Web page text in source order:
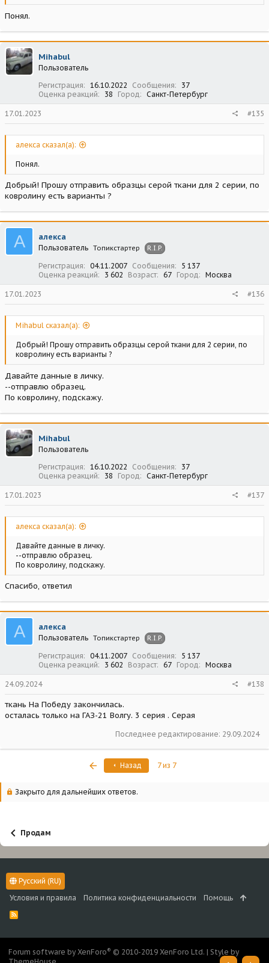
Понял.
Mihabul
Пользователь
Регистрация
16.10.2022 Сообщения
37
Оценка реакций
38 Город Санкт-Петербург
17.01.2023 #135
алекса сказал(а):
Понял.
Добрый! Прошу отправить образцы серой ткани для 2 серии, по
ковролину есть варианты ?
А алекса
Пользователь Топикстартер R.I.P.
Регистрация 04.11.2007 Сообщения
5 137
Оценка реакций
3 602 Возраст 67 Город Москва
17.01.2023 #136
Mihabul сказал(а):
Добрый! Прошу отправить образцы серой ткани для 2 серии, по
ковролину есть варианты ?
Давайте данные в личку.
--отправлю образец.
По ковролину, подскажу.
Mihabul
Пользователь
Регистрация
16.10.2022 Сообщения
37
Оценка реакций
38 Город Санкт-Петербург
17.01.2023 #137
алекса сказал(а):
Давайте данные в личку.
--отправлю образец.
По ковролину, подскажу.
Спасибо, ответил
А алекса
Пользователь Топикстартер R.I.P.
Регистрация 04.11.2007 Сообщения
5 137
Оценка реакций
3 602 Возраст 67 Город Москва
24.09.2024 #138
ткань На Победу закончилась.
осталась только на ГАЗ-21 Волгу. 3 серия . Серая
Последнее редактирование: 29.09.2024
ПервыйНазад 7 из 7
Закрыто для дальнейших ответов.
Продам
Русский (RU)
Условия и правила
Политика конфиденциальности Помощь
R
Forum software by XenForo® © 2010-2019 XenForo Ltd. | Style by